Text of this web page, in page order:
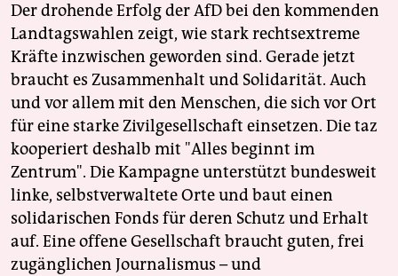
Der drohende Erfolg der AfD bei den kommenden
Landtagswahlen zeigt, wie stark rechtsextreme
Kräfte inzwischen geworden sind. Gerade jetzt
braucht es Zusammenhalt und Solidarität. Auch
und vor allem mit den Menschen, die sich vor Ort
für eine starke Zivilgesellschaft einsetzen. Die taz
kooperiert deshalb mit "Alles beginnt im
Zentrum". Die Kampagne unterstützt bundesweit
linke, selbstverwaltete Orte und baut einen
solidarischen Fonds für deren Schutz und Erhalt
auf. Eine offene Gesellschaft braucht guten, frei
zugänglichen Journalismus – und